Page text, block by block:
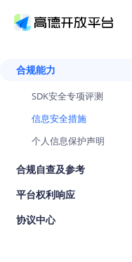
产品介绍
高德开放平台产品介绍
解决方案
提供各行业LBS解决方案
文档与支持
高德开放平台开发文档与
查看全部文档
定价
开放平台产品定价
合规能力
SDK安全专项评测
信息安全措施
个人信息保护声明
合规自查及参考
平台权利响应
协议中心